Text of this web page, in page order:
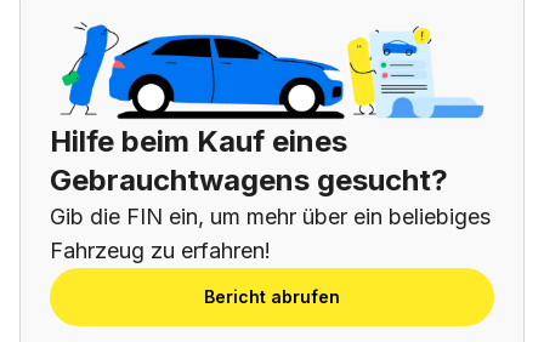
Hilfe beim Kauf eines
Gebrauchtwagens gesucht?
Gib die FIN ein, um mehr über ein beliebiges
Fahrzeug zu erfahren!
Bericht abrufen